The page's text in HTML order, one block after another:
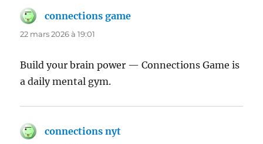
connections game
22 mars 2026 à 19:01
Build your brain power — Connections Game is
a daily mental gym.
connections nyt